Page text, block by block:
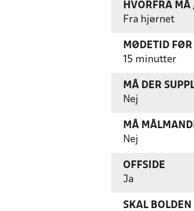
HVORFRA
Fra hjørnet
MØDETID
15 minutter
MÅ DER
Nej
MÅ
Nej
OFFSIDE
Ja
SKAL